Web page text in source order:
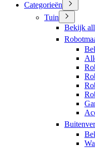
Categorieën
Tuin
Bekijk